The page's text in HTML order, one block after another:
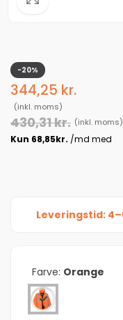
-20%
Udsalgspris
344,25 kr.
(inkl. moms)
Normalpris
430,31 kr. (inkl. moms)
Leveringstid:
Farve: Orange